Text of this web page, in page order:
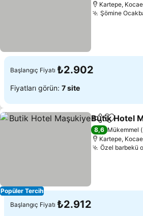
Kartepe,
Şömine
Başlangıç Fiyatı ₺2.902
Fiyatları görün: 7 site
Popüler Tercih
Paylaş
Butik Hotel
8,6 Mükemmel
Kartepe,
Özel barbekü
Başlangıç Fiyatı ₺2.912